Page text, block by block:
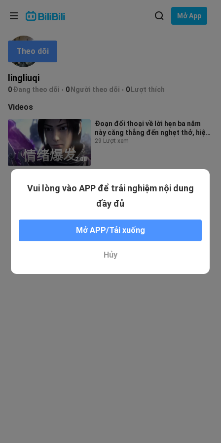
Mở App
lingliuqi
0Đang theo dõi 0 Người theo dõi 0 Lượt thích
Theo dõi
Videos
2:08
Đoạn đối thoại về lời hẹn ba năm
này căng thẳng đến nghẹt thở, hiện
tại vẫn là số một trong lòng tôi
29 Lượt xem
Ngôn ngữ: Tiếng Việt
Lựa chọn ngôn ngữ
English
ภาษาไทย
Tiếng Việt
Bahasa Melayu
Vui lòng vào APP để trải nghiệm nội dung
đầy đủ
Mở APP/Tải xuống
Hủy